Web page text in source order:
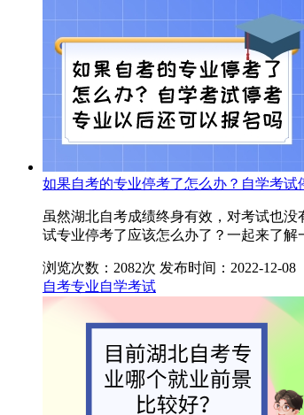
如果自考的专业停考了怎么办？自学考
虽然湖北自考成绩终身有效，对考试也
试专业停考了应该怎么办了？一起来了解
浏览次数：2082次 发布时间：2022-12-08
自考专业自学考试